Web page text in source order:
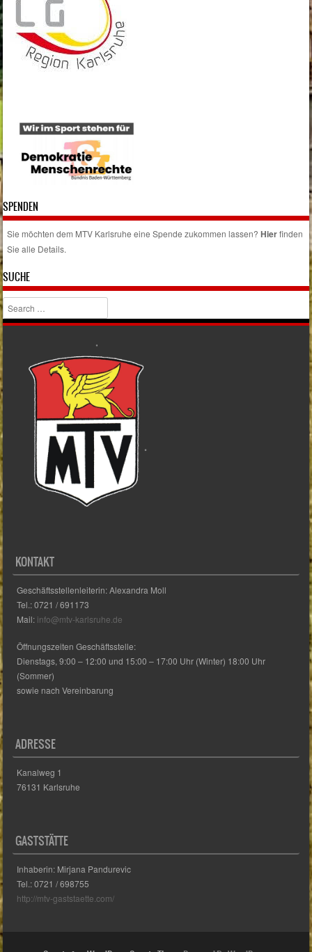
SPENDEN
Sie möchten dem MTV Karlsruhe eine Spende zukommen lassen?Hierfinden
Sie alle Details.
SUCHE
Search
KONTAKT
Geschäftsstellenleiterin: Alexandra Moll
Tel.: 0721 / 691173
Mail: info@mtv-karlsruhe.de
Öffnungszeiten Geschäftsstelle:
Dienstags, 9:00 – 12:00 und 15:00 – 17:00 Uhr (Winter) 18:00 Uhr
(Sommer)
sowie nach Vereinbarung
ADRESSE
Kanalweg 1
76131 Karlsruhe
GASTSTÄTTE
Inhaberin: Mirjana Pandurevic
Tel.: 0721 / 698755
http://mtv-gaststaette.com/